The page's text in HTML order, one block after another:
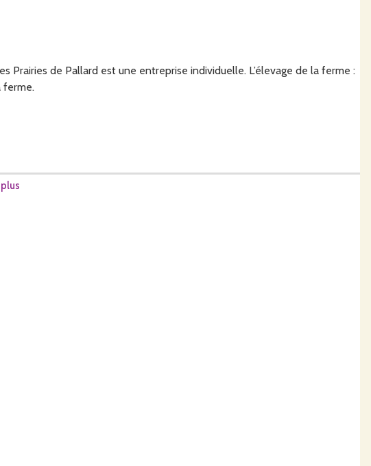
Prairies de Pallard est une entreprise individuelle. L’élevage de la ferme :
ferme.